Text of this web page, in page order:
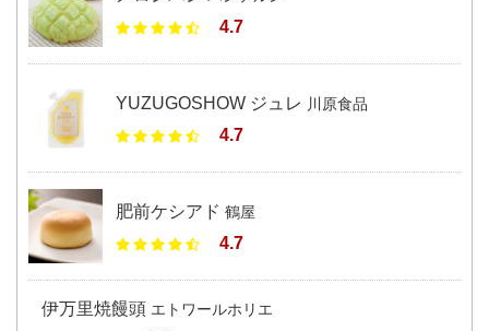
4.7
YUZUGOSHOW ジュレ 川原食品
4.7
肥前ケシアド 鶴屋
4.7
伊万里焼饅頭 エトワールホリエ